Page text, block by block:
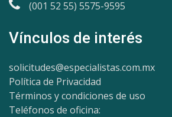
(001 52 55) 5575-9595
Vínculos de interés
solicitudes@especialistas.com.mx
Política de Privacidad
Términos y condiciones de uso
Teléfonos de oficina: